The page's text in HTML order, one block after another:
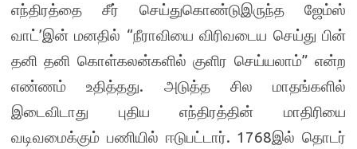
எந்திரத்தை சீர் செய்துகொண்டுஇருந்த ஜேம்ஸ்
வாட்’இன் மனதில் “நீராவியை விரிவடைய செய்து பின்
தனி தனி கொள்கலன்களில் குளிர செய்யலாம்” என்ற
எண்ணம் உதித்தது. அடுத்த சில மாதங்களில்
இடைவிடாது புதிய எந்திரத்தின் மாதிரியை
வடிவமைக்கும் பணியில் ஈடுபட்டார். 1768இல் தொடர்